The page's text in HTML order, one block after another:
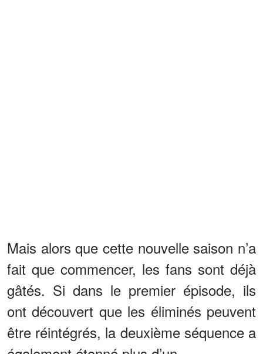
Mais alors que cette nouvelle saison n’a
fait que commencer, les fans sont déjà
gâtés. Si dans le premier épisode, ils
ont découvert que les éliminés peuvent
être réintégrés, la deuxième séquence a